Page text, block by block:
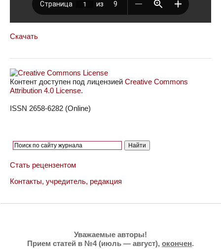
Скачать
Контент доступен под лицензией Creative Commons
Attribution 4.0 License.
ISSN 2658-6282 (Online)
Стать рецензентом
Контакты, учредитель, редакция
Уважаемые авторы!
Прием статей в №4 (июль — август), окончен.